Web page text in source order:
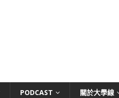
PODCAST 關於大學線